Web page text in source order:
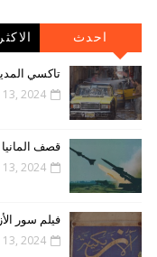
احدث
المشاركات تاكسي
13, 2024
قصف المانيا
13, 2024
فيلم سور
13, 2024